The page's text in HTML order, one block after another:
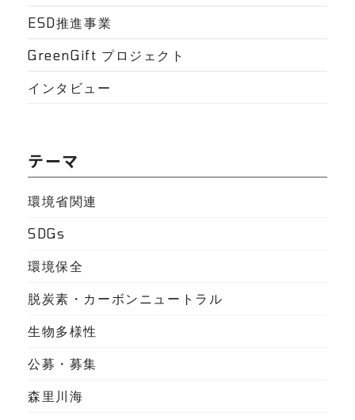
ESD推進事業
GreenGift プロジェクト
インタビュー
テーマ
環境省関連
SDGs
環境保全
脱炭素・カーボンニュートラル
生物多様性
公募・募集
森里川海